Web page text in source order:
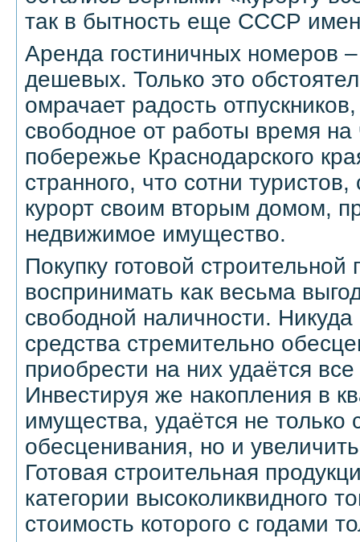
так в бытность еще СССР
Аренда гостиничных номеров
дешевых. Только это
омрачает радость
свободное от работы время
побережье Краснодарского
странного, что сотни
курорт своим вторым домом,
недвижимое имущество.
Покупку готовой строительной
воспринимать как весьма
свободной наличности.
средства стремительно
приобрести на них удаётся
Инвестируя же накопления в
имущества, удаётся не только
обесценивания, но и
Готовая строительная
категории высоколиквидного
стоимость которого с годами